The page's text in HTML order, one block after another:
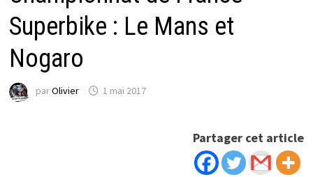
Superbike : Le Mans et
Nogaro
parOlivier 1 mai 2017
Partager cet article